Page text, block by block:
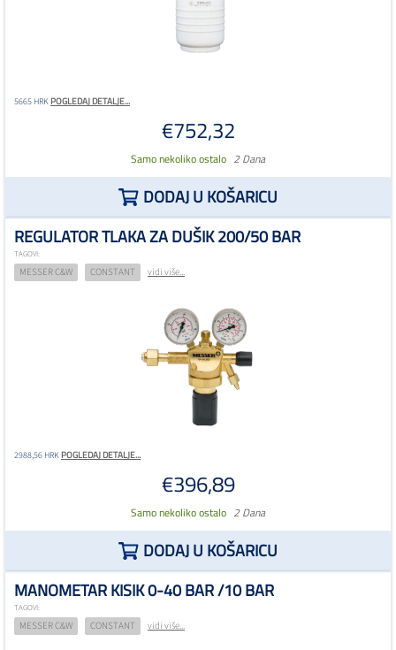
5665 HRKPOGLEDAJ DETALJE...
€752,32
Samo nekoliko ostalo 2 Dana
DODAJ U KOŠARICU
REGULATOR TLAKA ZA DUŠIK 200/50 BAR
TAGOVI:
MESSER C&W CONSTANT vidi više...
2988,56 HRKPOGLEDAJ DETALJE...
€396,89
Samo nekoliko ostalo 2 Dana
DODAJ U KOŠARICU
MANOMETAR KISIK 0-40 BAR /10 BAR
TAGOVI:
MESSER C&W CONSTANT vidi više...